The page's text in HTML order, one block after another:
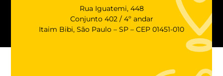
Rua Iguatemi, 448
Conjunto 402 / 4º andar
Itaim Bibi, São Paulo – SP – CEP 01451-010